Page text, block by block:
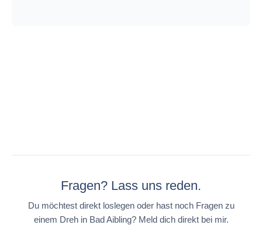
Fragen? Lass uns reden.
Du möchtest direkt loslegen oder hast noch Fragen zu
einem Dreh in Bad Aibling? Meld dich direkt bei mir.